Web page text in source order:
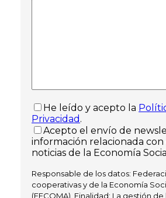
He leído y acepto la
Privacidad .
Acepto el envío de
información relacionada con
noticias de la Economía Social
Responsable de los datos:
cooperativas y de la Economía
(FECOMA). Finalidad: La gestión de